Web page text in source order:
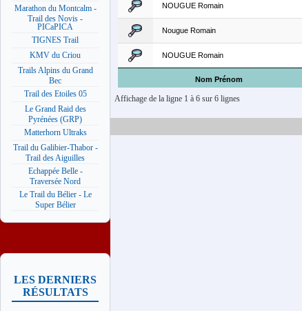
Marathon du Montcalm -
Trail des Novis -
PICaPICA
TIGNES Trail
KMV du Criou
Trails Alpins du Grand
Bec
Trail des Etoiles 05
Le Grand Raid des
Pyrénées (GRP)
Matterhorn Ultraks
Trail du Galibier-Thabor -
Trail des Aiguilles
Echappée Belle -
Traversée Nord
Le Trail du Bélier - Le
Super Bélier
LES DERNIERS
RÉSULTATS
Nom Prénom
NOUGUE Romain
Nougue Romain
NOUGUE Romain
Affichage de la ligne 1 à 6 sur 6 lignes